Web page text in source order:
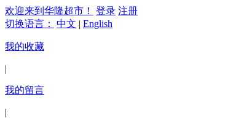
欢迎来到华隆超市！ 登录 注册
切换语言：
中文 | English
我的收藏
|
我的留言
|